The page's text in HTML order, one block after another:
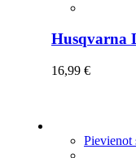
Husqvarna
16,99 €
Pievienot